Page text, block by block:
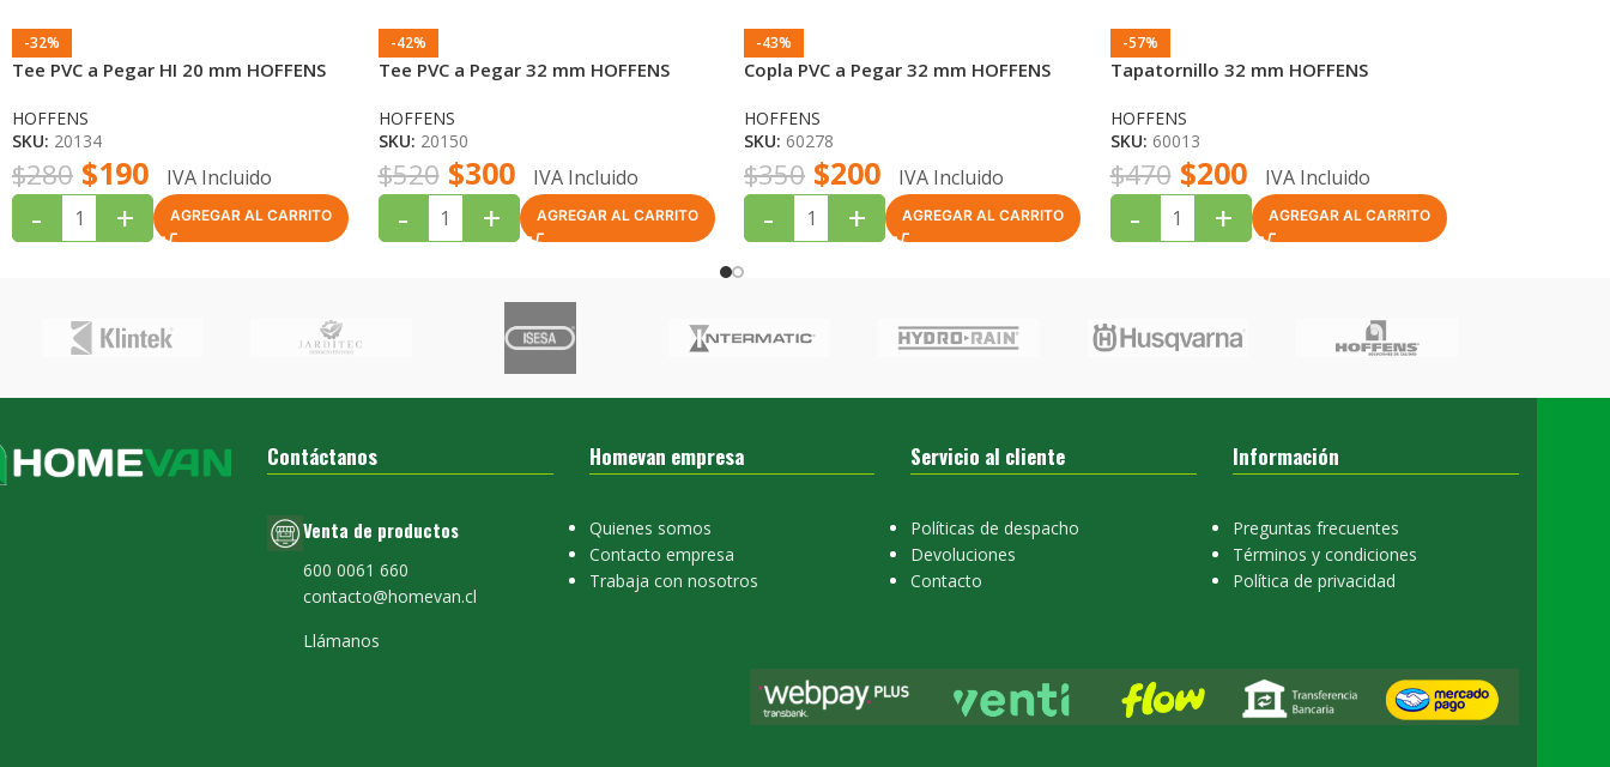
-32%
Tee PVC a Pegar HI 20 mm HOFFENS
HOFFENS
SKU: 20134
$280 $190 IVA Incluido
- + AGREGAR AL CARRITO
-42%
Tee PVC a Pegar 32 mm HOFFENS
HOFFENS
SKU: 20150
$520 $300 IVA Incluido
- + AGREGAR AL CARRITO
-43%
Copla PVC a Pegar 32 mm HOFFENS
HOFFENS
SKU: 60278
$350 $200 IVA Incluido
- + AGREGAR AL CARRITO
-57%
Tapatornillo 32 mm HOFFENS
HOFFENS
SKU: 60013
$470 $200 IVA Incluido
- + AGREGAR AL CARRITO
Contáctanos
Venta de productos
600 0061 660
contacto@homevan.cl
Llámanos
Homevan empresa
Quienes somos
Contacto empresa
Trabaja con nosotros
Servicio al cliente
Políticas de despacho
Devoluciones
Contacto
Información
Preguntas frecuentes
Términos y condiciones
Política de privacidad